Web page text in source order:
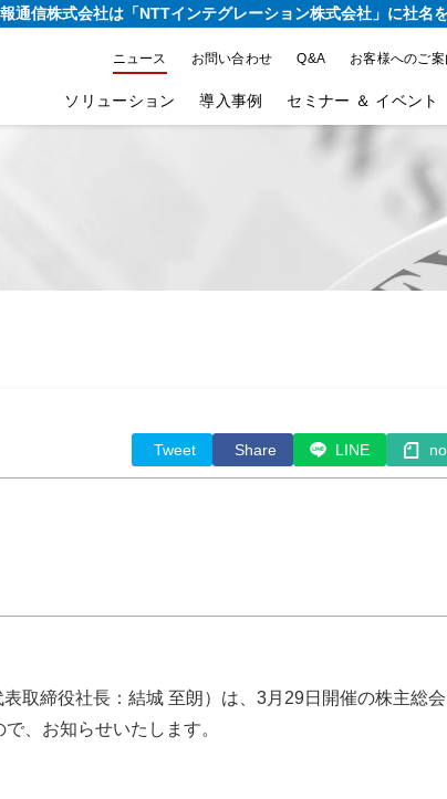
通信株式会社は「NTTインテグレーション株式会社」に社名
ニュース お問い合わせ Q&A お客様へのご
ソリューション 導入事例 セミナー ＆ イベント
Tweet Share LINE
取締役社長：結城 至朗）は、3月29日開催の株主総
、お知らせいたします。